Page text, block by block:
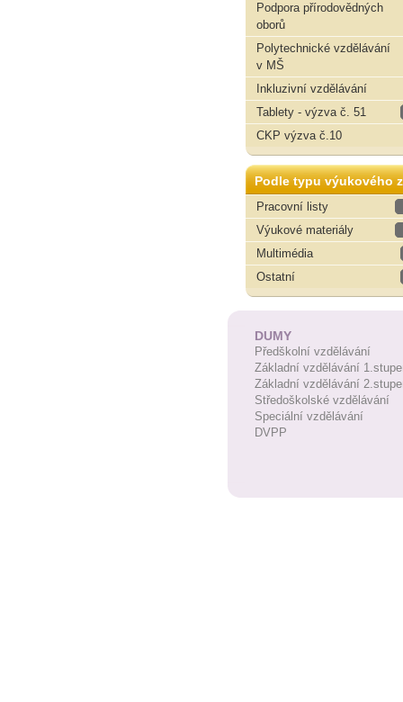
Podpora přírodovědných
oborů
Polytechnické vzdělávání
v MŠ
Inkluzivní vzdělávání
Tablety - výzva č. 51
CKP výzva č.10
Podle typu výukového
Pracovní listy
Výukové materiály
Multimédia
Ostatní
DUMY
Předškolní vzdělávání
Základní vzdělávání
Základní vzdělávání
Středoškolské vzdělávání
Speciální vzdělávání
DVPP